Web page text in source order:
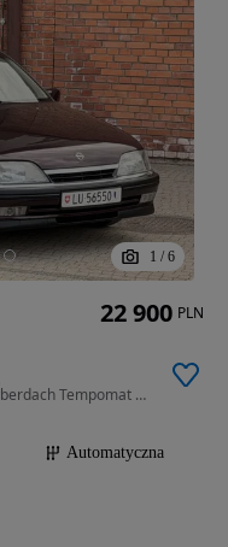
1 / 6
2594 cm3 • 150 KM • 2,6i CD Diamond Szyberdach Tempomat Klimatyzacja
Automatyczna
22 900 PLN